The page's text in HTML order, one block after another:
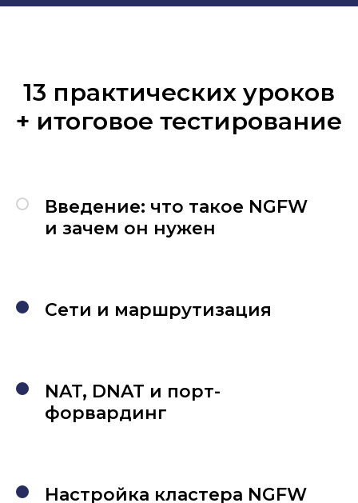
13 практических уроков
+ итоговое тестирование
Введение: что такое NGFW
и зачем он нужен
Сети и маршрутизация
NAT, DNAT и порт-
форвардинг
Настройка кластера NGFW